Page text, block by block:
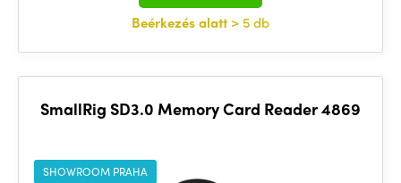
Beérkezés alatt> 5 db
SmallRig SD3.0 Memory Card Reader 4869
SHOWROOM PRAHA